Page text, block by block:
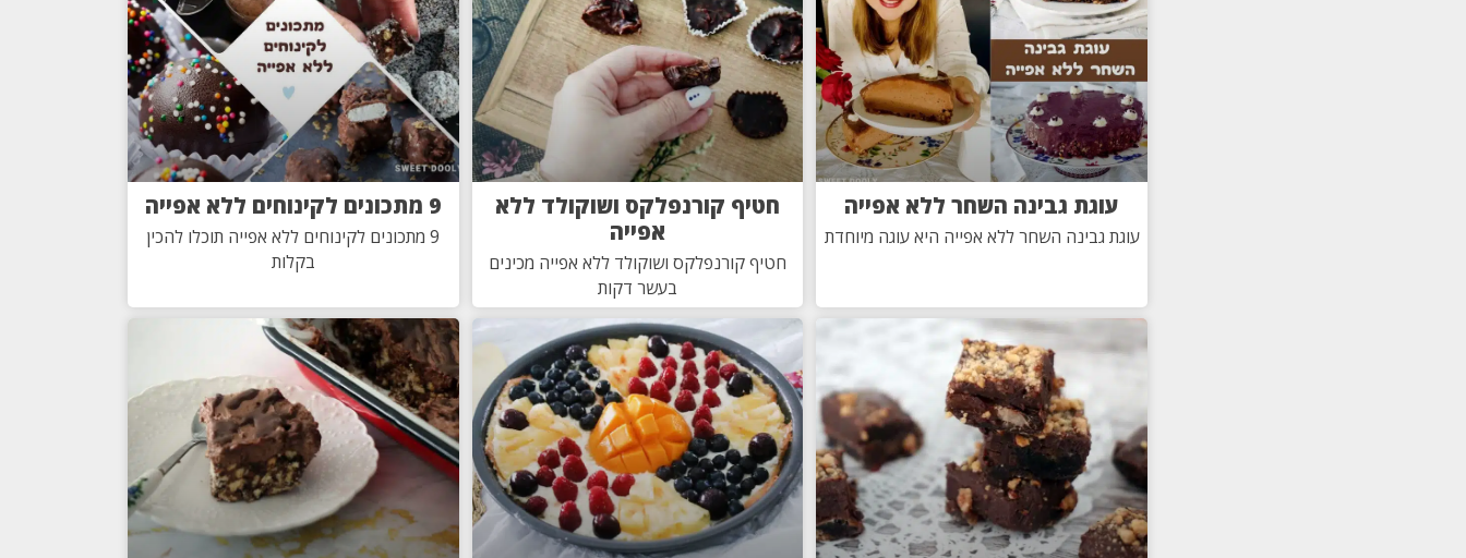
עוגת גבינה השחר ללא אפייה
עוגת גבינה השחר ללא אפייה היא עוגה מיוחדת
חטיף קורנפלקס ושוקולד ללא
אפייה
חטיף קורנפלקס ושוקולד ללא אפייה מכינים
בעשר דקות
9 מתכונים לקינוחים ללא אפייה
9 מתכונים לקינוחים ללא אפייה תוכלו להכין
בקלות